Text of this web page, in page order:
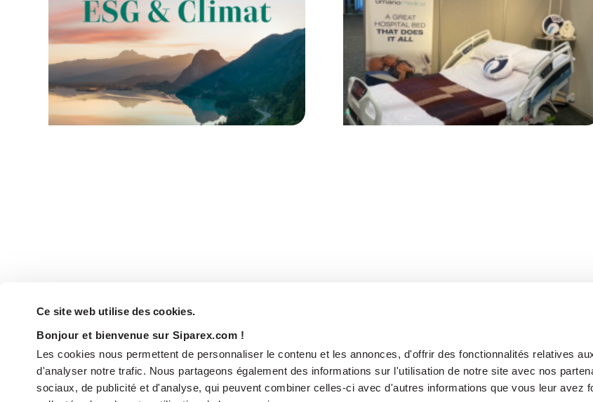
Ce site web utilise des cookies.
Bonjour et bienvenue sur Siparex.com !
Les cookies nous permettent de personnaliser le contenu et les annonces, d'offrir des fonctionnalités relatives
d'analyser notre trafic. Nous partageons également des informations sur l'utilisation de notre site avec nos
sociaux, de publicité et d'analyse, qui peuvent combiner celles-ci avec d'autres informations que vous leur avez